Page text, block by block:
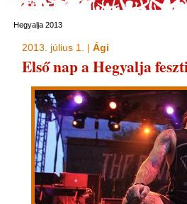
Hegyalja 2013
2013. július 1. | Ági
Első nap a Hegyalja